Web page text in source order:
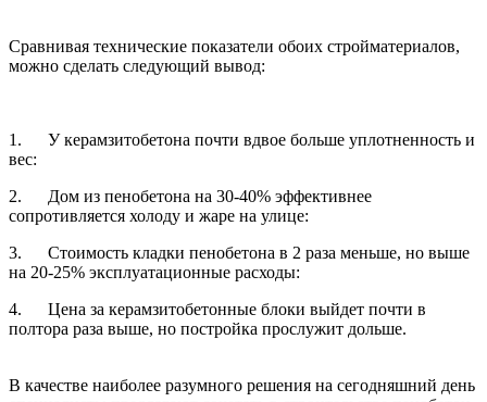
Сравнивая технические показатели обоих стройматериалов,
можно сделать следующий вывод:
1. У керамзитобетона почти вдвое больше уплотненность и
вес:
2. Дом из пенобетона на 30-40% эффективнее
сопротивляется холоду и жаре на улице:
3. Стоимость кладки пенобетона в 2 раза меньше, но выше
на 20-25% эксплуатационные расходы:
4. Цена за керамзитобетонные блоки выйдет почти в
полтора раза выше, но постройка прослужит дольше.
В качестве наиболее разумного решения на сегодняшний день